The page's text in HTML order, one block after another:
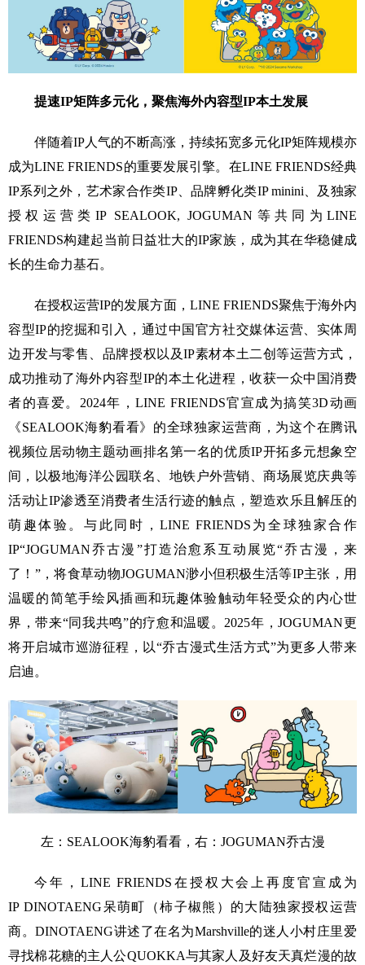
提速IP矩阵多元化，聚焦海外内容型IP本土发展
伴随着IP人气的不断高涨，持续拓宽多元化IP矩阵规模亦
成为LINE FRIENDS的重要发展引擎。在LINE FRIENDS经典
IP系列之外，艺术家合作类IP、品牌孵化类IP minini、及独家
授权运营类IP SEALOOK, JOGUMAN等共同为LINE
FRIENDS构建起当前日益壮大的IP家族，成为其在华稳健成
长的生命力基石。
在授权运营IP的发展方面，LINE FRIENDS聚焦于海外内
容型IP的挖掘和引入，通过中国官方社交媒体运营、实体周
边开发与零售、品牌授权以及IP素材本土二创等运营方式，
成功推动了海外内容型IP的本土化进程，收获一众中国消费
者的喜爱。2024年，LINE FRIENDS官宣成为搞笑3D动画
《SEALOOK海豹看看》的全球独家运营商，为这个在腾讯
视频位居动物主题动画排名第一名的优质IP开拓多元想象空
间，以极地海洋公园联名、地铁户外营销、商场展览庆典等
活动让IP渗透至消费者生活行迹的触点，塑造欢乐且解压的
萌趣体验。与此同时，LINE FRIENDS为全球独家合作
IP“JOGUMAN乔古漫”打造治愈系互动展览“乔古漫，来
了！”，将食草动物JOGUMAN渺小但积极生活等IP主张，用
温暖的简笔手绘风插画和玩趣体验触动年轻受众的内心世
界，带来“同我共鸣”的疗愈和温暖。2025年，JOGUMAN更
将开启城市巡游征程，以“乔古漫式生活方式”为更多人带来
启迪。
左：SEALOOK海豹看看，右：JOGUMAN乔古漫
今年，LINE FRIENDS在授权大会上再度官宣成为
IP DINOTAENG呆萌町（柿子椒熊）的大陆独家授权运营
商。DINOTAENG讲述了在名为Marshville的迷人小村庄里爱
寻找棉花糖的主人公QUOKKA与其家人及好友天真烂漫的故